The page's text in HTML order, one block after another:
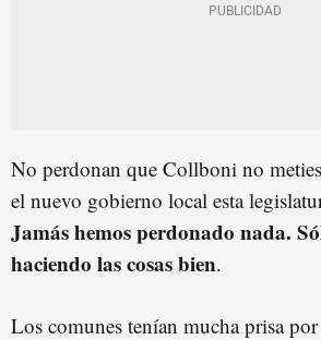
No perdonan que Collboni no
el nuevo gobierno local esta
Jamás hemos perdonado nada.
haciendo las cosas bien.
Los comunes tenían mucha prisa